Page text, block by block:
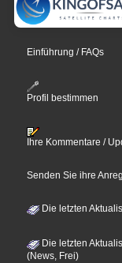
Einführung / FAQs
Profil bestimmen
Ihre Kommentare /
Senden Sie ihre
Die letzten
Die letzten
(News, Frei)